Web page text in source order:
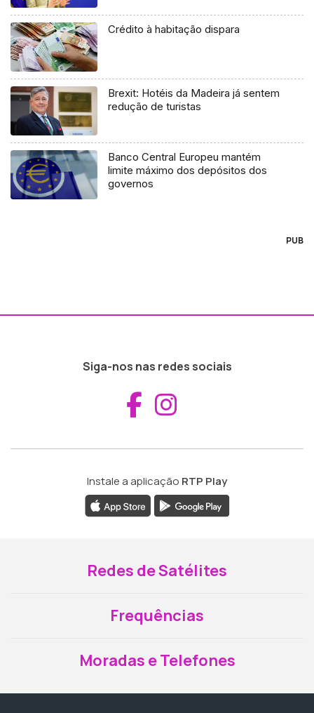
Crédito à habitação dispara
Brexit: Hotéis da Madeira já sentem
redução de turistas
Banco Central Europeu mantém
limite máximo dos depósitos dos
governos
PUB
Siga-nos nas redes sociais
Aceder ao
Instale a aplicação RTP Play
Redes de Satélites
Frequências
Moradas e Telefones